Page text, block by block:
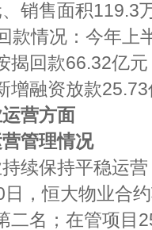
销售面积119.3
款情况：今年上
揭回款66.32亿
增融资放款
营方面
营管理情况
续保持平稳运
，恒大物业合
二名；在管项目